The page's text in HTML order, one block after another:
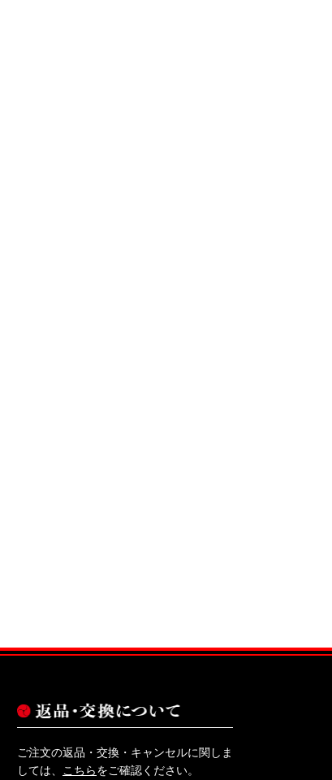
ご注文の返品・交換・キャンセルに関しま
しては、 こちら をご確認ください。